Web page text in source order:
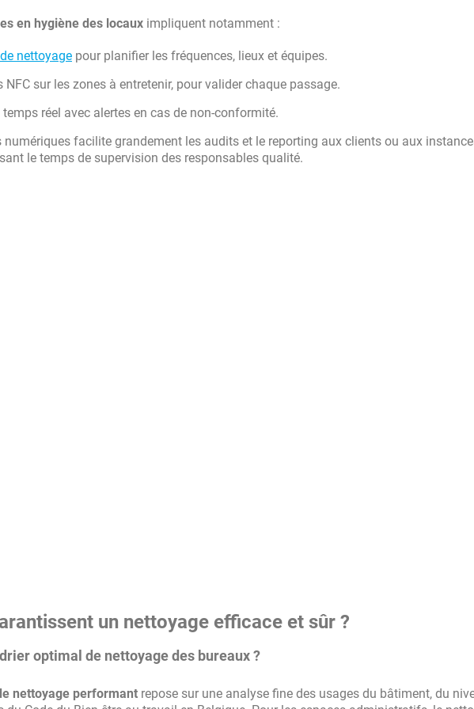
en hygiène des locaux impliquent notamment :
nettoyage pour planifier les fréquences, lieux et équipes.
NFC sur les zones à entretenir, pour valider chaque passage.
réel avec alertes en cas de non-conformité.
numériques facilite grandement les audits et le reporting aux clients ou aux
le temps de supervision des responsables qualité.
un nettoyage efficace et sûr ?
optimal de nettoyage des bureaux ?
nettoyage performant repose sur une analyse fine des usages du bâtiment, du